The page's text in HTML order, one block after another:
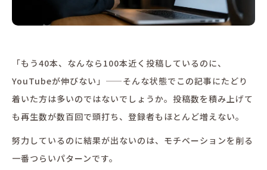
「もう40本、なんなら100本近く投稿しているのに、
YouTubeが伸びない」——そんな状態でこの記事にたどり
着いた方は多いのではないでしょうか。投稿数を積み上げて
も再生数が数百回で頭打ち、登録者もほとんど増えない。
努力しているのに結果が出ないのは、モチベーションを削る
一番つらいパターンです。